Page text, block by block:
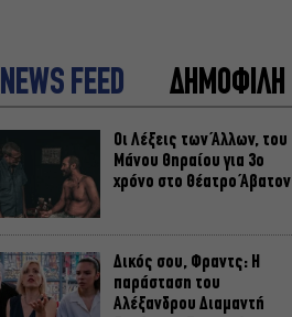
NEWS FEED ΔΗΜΟΦΙΛΗ
Οι Λέξεις των Άλλων, του
Μάνου Θηραίου για 3ο
χρόνο στο Θέατρο Άβατον
Δικός σου, Φραντς: Η
παράσταση του
Αλέξανδρου Διαμαντή